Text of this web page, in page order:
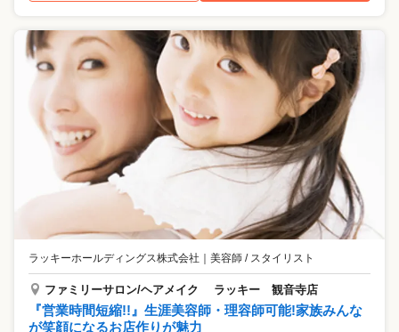
ラッキーホールディングス株式会社 ｜ 美容師 / スタイリスト
ファミリーサロン/ヘアメイク ラッキー 観音寺店
『営業時間短縮!!』生涯美容師・理容師可能!家族みんな
が笑顔になるお店作りが魅力